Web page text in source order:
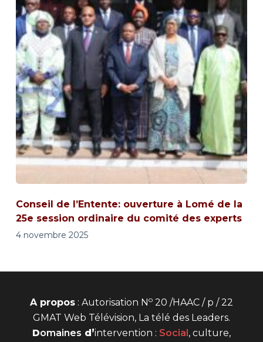
Conseil de l’Entente: ouverture à Lomé de la
25e session ordinaire du comité des experts
4 novembre 2025
A propos: Autorisation No20 /HAAC / p / 22
GMAT Web Télévision, La télé des Leaders.
Domaines d’intervention : Social, culture,